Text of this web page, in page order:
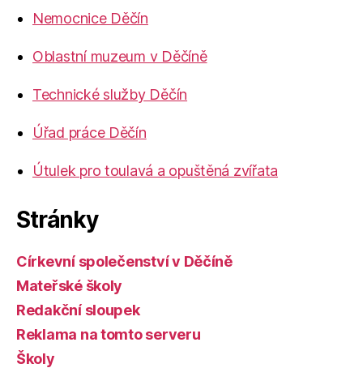
Nemocnice Děčín
Oblastní muzeum v Děčíně
Technické služby Děčín
Úřad práce Děčín
Útulek pro toulavá a opuštěná zvířata
Stránky
Církevní společenství v Děčíně
Mateřské školy
Redakční sloupek
Reklama na tomto serveru
Školy